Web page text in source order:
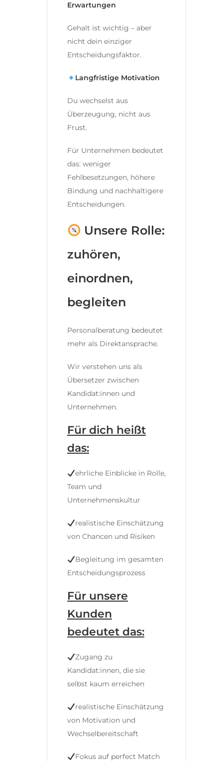
Erwartungen
Gehalt ist wichtig – aber
nicht dein einziger
Entscheidungsfaktor.
Langfristige Motivation
Du wechselst aus
Überzeugung, nicht aus
Frust.
Für Unternehmen bedeutet
das: weniger
Fehlbesetzungen, höhere
Bindung und nachhaltigere
Entscheidungen.
Unsere Rolle:
zuhören,
einordnen,
begleiten
Personalberatung bedeutet
mehr als Direktansprache.
Wir verstehen uns als
Übersetzer zwischen
Kandidat:innen und
Unternehmen.
Für dich heißt
das:
ehrliche Einblicke in Rolle,
Team und
Unternehmenskultur
realistische Einschätzung
von Chancen und Risiken
Begleitung im gesamten
Entscheidungsprozess
Für unsere
Kunden
bedeutet das:
Zugang zu
Kandidat:innen, die sie
selbst kaum erreichen
realistische Einschätzung
von Motivation und
Wechselbereitschaft
Fokus auf perfect Match